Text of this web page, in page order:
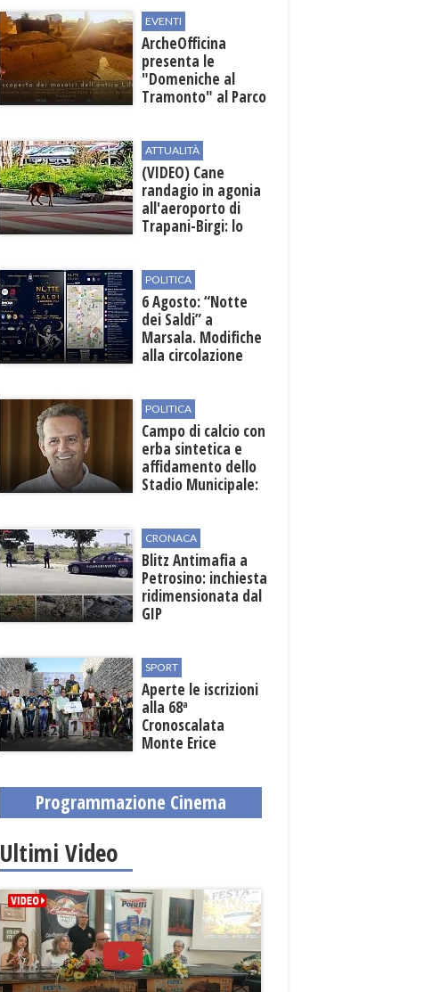
EVENTI
ArcheOfficina
presenta le
"Domeniche al
Tramonto" al Parco
ATTUALITÀ
(VIDEO) Cane
randagio in agonia
all'aeroporto di
Trapani-Birgi: lo
POLITICA
6 Agosto: “Notte
dei Saldi” a
Marsala. Modifiche
alla circolazione
manifestazione
POLITICA
Campo di calcio con
erba sintetica e
affidamento dello
Stadio Municipale:
CRONACA
Blitz Antimafia a
Petrosino: inchiesta
ridimensionata dal
GIP
SPORT
Aperte le iscrizioni
alla 68ª
Cronoscalata
Monte Erice
Programmazione Cinema
Ultimi Video